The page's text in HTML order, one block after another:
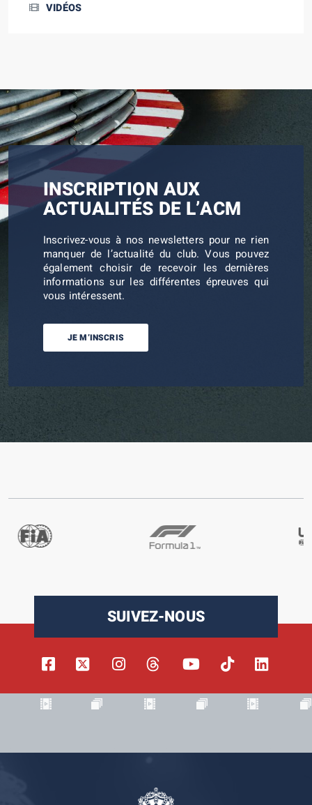
VIDÉOS
INSCRIPTION AUX
ACTUALITÉS DE L’ACM
Inscrivez-vous à nos newsletters pour ne rien
manquer de l’actualité du club. Vous pouvez
également choisir de recevoir les dernières
informations sur les différentes épreuves qui
vous intéressent.
JE M’INSCRIS
SUIVEZ-NOUS